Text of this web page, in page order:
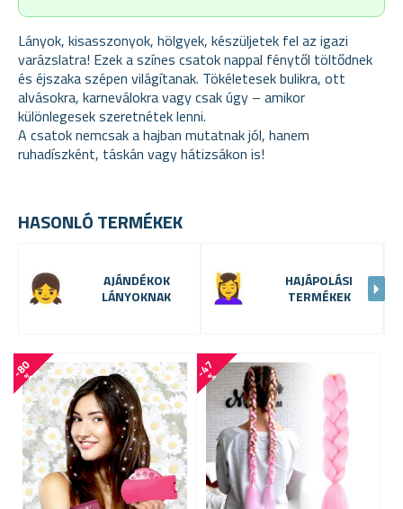
Lányok, kisasszonyok, hölgyek, készüljetek fel az igazi
varázslatra! Ezek a színes csatok nappal fénytől töltődnek
és éjszaka szépen világítanak. Tökéletesek bulikra, ott
alvásokra, karneválokra vagy csak úgy – amikor
különlegesek szeretnétek lenni.
A csatok nemcsak a hajban mutatnak jól, hanem
ruhadíszként, táskán vagy hátizsákon is!
HASONLÓ TERMÉKEK
AJÁNDÉKOK
LÁNYOKNAK
HAJÁPOLÁSI
TERMÉKEK
-
8
0
% -
4
7
%